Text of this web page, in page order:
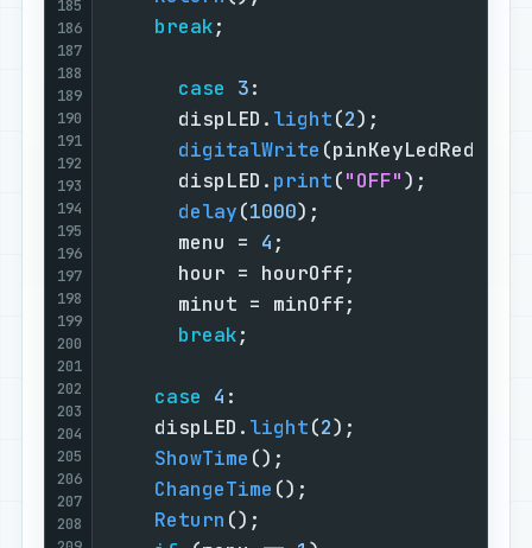
185
186
187
188
189
190
191
192
193
194
195
196
197
198
199
200
201
202
203
204
205
206
207
208
break
case 3
      dispLED.
light(2
digitalWrite (pinKeyLedRed,
      dispLED.
print("OFF"
delay(1000
      menu =
4
hour =
minut
break
case 4
    dispLED.
light(2
ShowTime
ChangeTime
Return